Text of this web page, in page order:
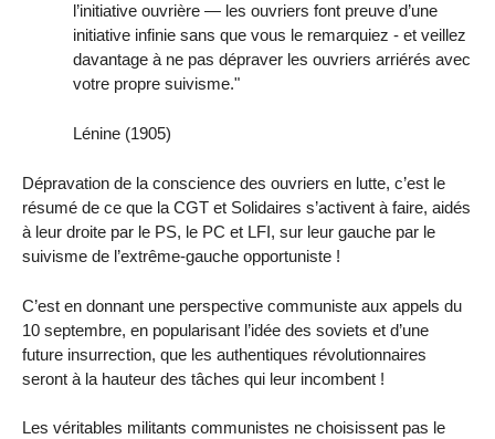
l’initiative ouvrière — les ouvriers font preuve d’une
initiative infinie sans que vous le remarquiez - et veillez
davantage à ne pas dépraver les ouvriers arriérés avec
votre propre suivisme."
Lénine (1905)
Dépravation de la conscience des ouvriers en lutte, c’est le
résumé de ce que la CGT et Solidaires s’activent à faire, aidés
à leur droite par le PS, le PC et LFI, sur leur gauche par le
suivisme de l’extrême-gauche opportuniste !
C’est en donnant une perspective communiste aux appels du
10 septembre, en popularisant l’idée des soviets et d’une
future insurrection, que les authentiques révolutionnaires
seront à la hauteur des tâches qui leur incombent !
Les véritables militants communistes ne choisissent pas le